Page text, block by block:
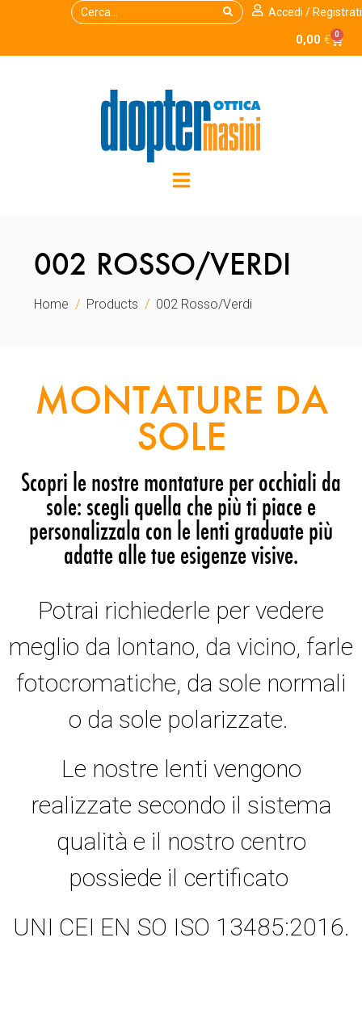
Accedi / Registrati
0,00 € 0
002 ROSSO/VERDI
Home Products 002 Rosso/verdi
MONTATURE DA
SOLE
Scopri le nostre montature per occhiali da
sole: scegli quella che più ti piace e
personalizzala con le lenti graduate più
adatte alle tue esigenze visive.
Potrai richiederle per vedere
meglio da lontano, da vicino, farle
fotocromatiche, da sole normali
o da sole polarizzate.
Le nostre lenti vengono
realizzate secondo il sistema
qualità e il nostro centro
possiede il certificato
UNI CEI EN SO ISO 13485:2016.